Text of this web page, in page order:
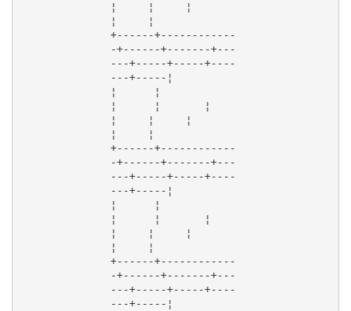
¦     ¦     ¦
¦     ¦
+------+------------
-+------+-------+---
---+-----+-----+----
---+-----¦
¦      ¦
¦      ¦       ¦
¦     ¦     ¦
¦     ¦
+------+------------
-+------+-------+---
---+-----+-----+----
---+-----¦
¦      ¦
¦      ¦       ¦
¦     ¦     ¦
¦     ¦
+------+------------
-+------+-------+---
---+-----+-----+----
---+-----¦